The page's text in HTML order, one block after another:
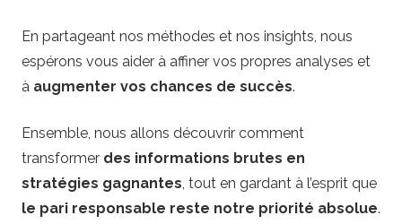
En partageant nos méthodes et nos insights, nous
espérons vous aider à affiner vos propres analyses et
à augmenter vos chances de succès.
Ensemble, nous allons découvrir comment
transformer des informations brutes en
stratégies gagnantes, tout en gardant à l’esprit que
le pari responsable reste notre priorité absolue.